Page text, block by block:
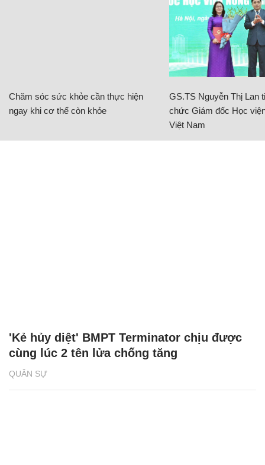
Chăm sóc sức khỏe cần thực hiện
ngay khi cơ thể còn khỏe
GS.TS Nguyễn Thị Lan
chức Giám đốc Học
Việt Nam
QUÂN SỰ
'Kẻ hủy diệt' BMPT Terminator chịu được
cùng lúc 2 tên lửa chống tăng